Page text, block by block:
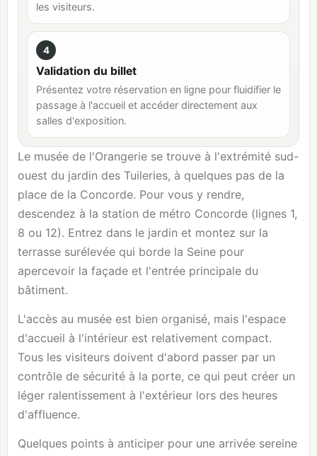
les visiteurs.
4
Validation du billet
Présentez votre réservation en ligne pour fluidifier le
passage à l'accueil et accéder directement aux
salles d'exposition.
Le musée de l'Orangerie se trouve à l'extrémité sud-
ouest du jardin des Tuileries, à quelques pas de la
place de la Concorde. Pour vous y rendre,
descendez à la station de métro Concorde (lignes 1,
8 ou 12). Entrez dans le jardin et montez sur la
terrasse surélevée qui borde la Seine pour
apercevoir la façade et l'entrée principale du
bâtiment.
L'accès au musée est bien organisé, mais l'espace
d'accueil à l'intérieur est relativement compact.
Tous les visiteurs doivent d'abord passer par un
contrôle de sécurité à la porte, ce qui peut créer un
léger ralentissement à l'extérieur lors des heures
d'affluence.
Quelques points à anticiper pour une arrivée sereine